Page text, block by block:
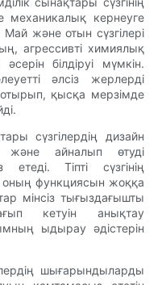
кернеуге
Май және отын сүзгілері
агрессивті химиялық
білдіруі мүмкін.
әлсіз жерлерді
отырып, қысқа мерзімде
сүзгілердің дизайн
және айналып өтуді
Тіпті сүзгінің
оның функциясын жоққа
мінсіз тығыздағышты
кетуін анықтау
ыдырау әдістерін
шығарындыларды